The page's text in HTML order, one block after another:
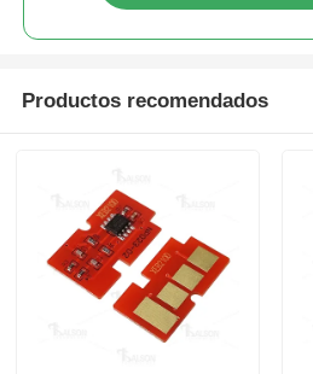
Unidad de tambor y fusible
Cartucho de tóner
emisiones
de gases de
invernadero.
de la unidad
de control
Productos recomendados